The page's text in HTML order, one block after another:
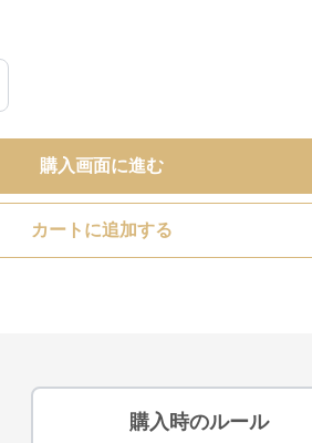
購入画面に進む
カートに追加する
購入時のルール